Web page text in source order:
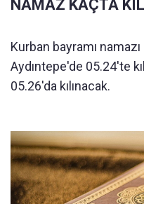
NAMAZ KAÇTA
Kurban bayramı
Aydıntepe'de 05.24'te
05.26'da kılınacak.